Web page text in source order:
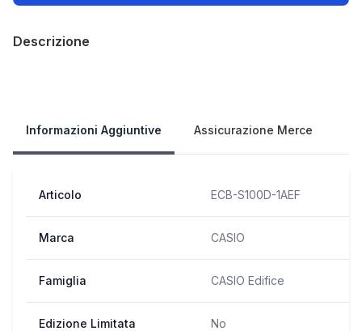
Descrizione
Informazioni Aggiuntive Assicurazione Merce
Articolo ECB-S100D-1AEF
Marca CASIO
Famiglia CASIO Edifice
Edizione Limitata No